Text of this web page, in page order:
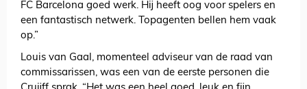
FC Barcelona goed werk. Hij heeft oog voor spelers en
een fantastisch netwerk. Topagenten bellen hem vaak
op.”
Louis van Gaal, momenteel adviseur van de raad van
commissarissen, was een van de eerste personen die